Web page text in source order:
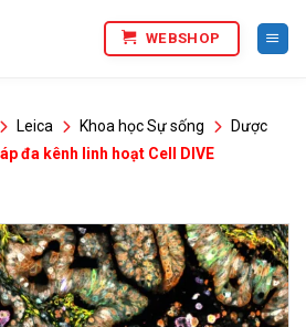
WEBSHOP
Leica Khoa học Sự sống
Dược
đa kênh linh hoạt Cell DIVE